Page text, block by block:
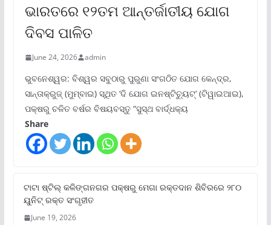
ଭାରତରେ ୧୨ତମ ଆନ୍ତର୍ଜାତୀୟ ଯୋଗ
ଦିବସ ପାଳିତ
June 24, 2026 admin
ଭୁବନେଶ୍ୱର: ବିଶ୍ୱର ସବୁଠାରୁ ପୁରୁଣା ସଂଗଠିତ ଯୋଗ କେନ୍ଦ୍ର,
ସାନ୍ତାକ୍ରୁଜ୍ (ମୁମ୍ବାଇ) ସ୍ଥିତ ‘ଦି ଯୋଗ ଇନଷ୍ଟିଚ୍ୟୁଟ୍‌’ (ଟିୱାଇଆଇ),
ପକ୍ଷରୁ ଚଳିତ ବର୍ଷର ବିଷୟବସ୍ତୁ “ସୁସ୍ଥ ବାର୍ଦ୍ଧକ୍ୟ
Share
ଟାଟା ଷ୍ଟିଲ୍‌ କଳିଙ୍ଗନଗର ପକ୍ଷରୁ ମେଗା ରକ୍ତଦାନ ଶିବିରରେ ୨୮୦
ୟୁନିଟ୍‌ ରକ୍ତ ସଂଗୃହୀତ
June 19, 2026